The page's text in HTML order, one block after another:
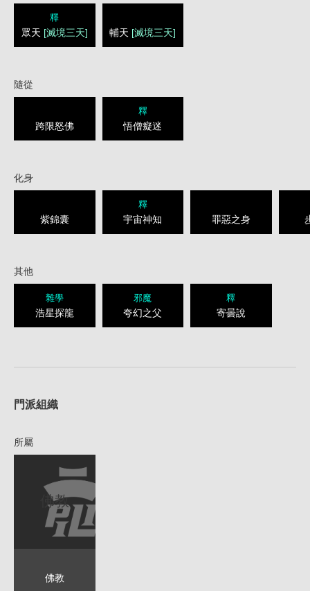
釋
眾天 [滅境三天] 輔天 [滅境三天]
隨從
跨限怒佛
釋
悟僧癡迷
化身
紫錦囊
釋
宇宙神知 罪惡之身
其他
雜學
浩星探龍
邪魔
夸幻之父
釋
寄曇說
門派組織
所屬
佛教
佛教